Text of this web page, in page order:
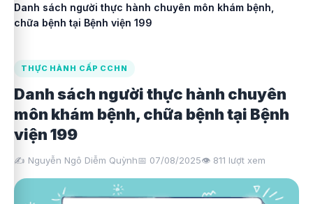
Danh sách người thực hành chuyên môn khám bệnh,
chữa bệnh tại Bệnh viện 199
THỰC HÀNH CẤP CCHN
Danh sách người thực hành chuyên
môn khám bệnh, chữa bệnh tại Bệnh
viện 199
✍️ Nguyễn Ngô Diễm Quỳnh📅 07/08/2025👁️ 811 lượt xem